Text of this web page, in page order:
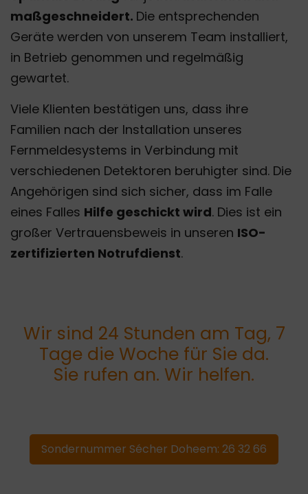
maßgeschneidert. Die entsprechenden
Geräte werden von unserem Team installiert,
in Betrieb genommen und regelmäßig
gewartet.
Viele Klienten bestätigen uns, dass ihre
Familien nach der Installation unseres
Fernmeldesystems in Verbindung mit
verschiedenen Detektoren beruhigter sind. Die
Angehörigen sind sich sicher, dass im Falle
eines Falles Hilfe geschickt wird. Dies ist ein
großer Vertrauensbeweis in unseren ISO-
zertifizierten Notrufdienst.
Wir sind 24 Stunden am Tag, 7
Tage die Woche für Sie da.
Sie rufen an. Wir helfen.
Sondernummer Sécher Doheem: 26 32 66